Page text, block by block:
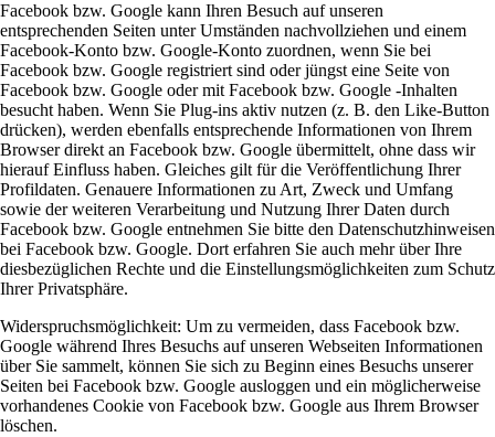
Facebook bzw. Google kann Ihren Besuch auf unseren
entsprechenden Seiten unter Umständen nachvollziehen und einem
Facebook-Konto bzw. Google-Konto zuordnen, wenn Sie bei
Facebook bzw. Google registriert sind oder jüngst eine Seite von
Facebook bzw. Google oder mit Facebook bzw. Google -Inhalten
besucht haben. Wenn Sie Plug-ins aktiv nutzen (z. B. den Like-Button
drücken), werden ebenfalls entsprechende Informationen von Ihrem
Browser direkt an Facebook bzw. Google übermittelt, ohne dass wir
hierauf Einfluss haben. Gleiches gilt für die Veröffentlichung Ihrer
Profildaten. Genauere Informationen zu Art, Zweck und Umfang
sowie der weiteren Verarbeitung und Nutzung Ihrer Daten durch
Facebook bzw. Google entnehmen Sie bitte den Datenschutzhinweisen
bei Facebook bzw. Google. Dort erfahren Sie auch mehr über Ihre
diesbezüglichen Rechte und die Einstellungsmöglichkeiten zum Schutz
Ihrer Privatsphäre.
Widerspruchsmöglichkeit: Um zu vermeiden, dass Facebook bzw.
Google während Ihres Besuchs auf unseren Webseiten Informationen
über Sie sammelt, können Sie sich zu Beginn eines Besuchs unserer
Seiten bei Facebook bzw. Google ausloggen und ein möglicherweise
vorhandenes Cookie von Facebook bzw. Google aus Ihrem Browser
löschen.